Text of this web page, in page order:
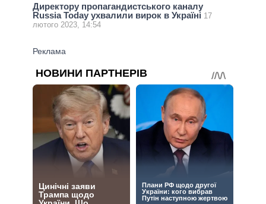
Директору пропагандистського каналу
Russia Today ухвалили вирок в Україні 17
лютого 2023, 14:54